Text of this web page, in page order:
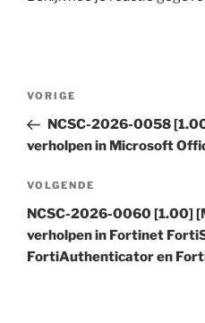
Bericht
Vorig
bericht
VORIGE
NCSC-2026-0058
verholpen in Microsoft
Volgend
bericht
VOLGENDE
NCSC-2026-0060 [1.00]
verholpen in Fortinet
FortiAuthenticator en